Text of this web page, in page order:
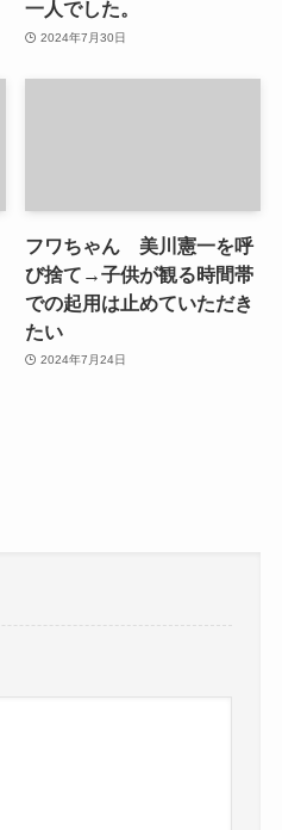
一人でした。
2024年7月30日
フワちゃん 美川憲一を呼
び捨て→子供が観る時間帯
での起用は止めていただき
たい
2024年7月24日